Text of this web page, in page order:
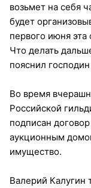
возьмет на себя
будет
первого июня
Что делать
пояснил
Во время
Российской
подписан
аукционным
имущество.
Валерий Калугин